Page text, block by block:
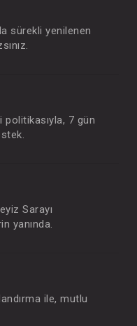
sürekli yenilenen
7 gün
Sarayı
yanında.
ile, mutlu